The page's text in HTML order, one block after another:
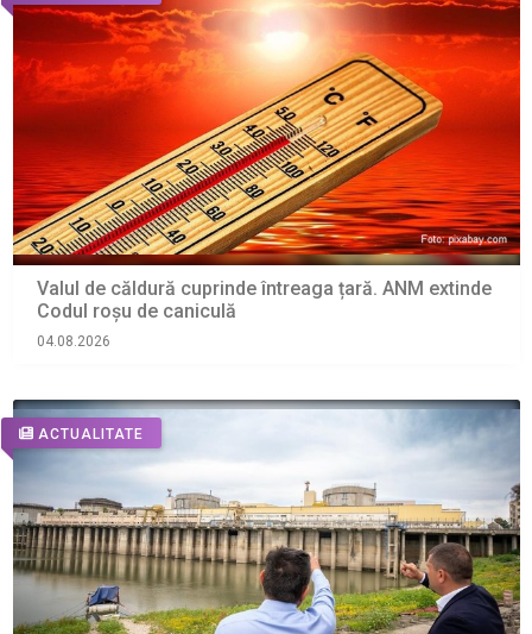
Valul de căldură cuprinde întreaga țară. ANM extinde
Codul roșu de caniculă
04.08.2026
ACTUALITATE